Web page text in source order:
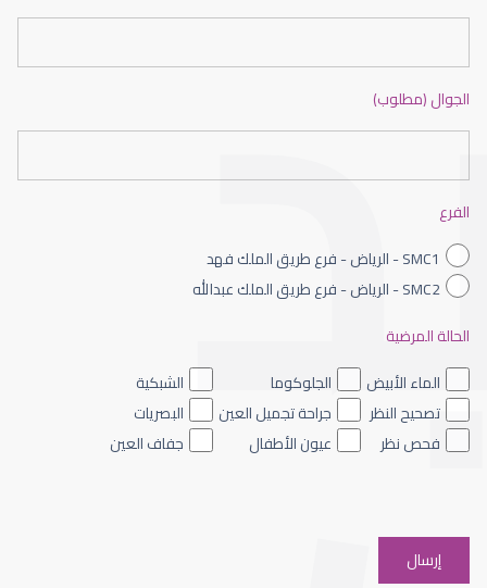
ضعف نظر الاطفال
ضعف نظر العين اليسرى
الجوال (مطلوب)
الفرع
SMC1 - الرياض - فرع طريق الملك فهد
SMC2 - الرياض - فرع طريق الملك عبدالله
الحالة المرضية
الماء الأبيض
الجلوكوما
الشبكية
تصحيح النظر
جراحة تجميل العين
البصريات
فحص نظر
عيون الأطفال جفاف العين